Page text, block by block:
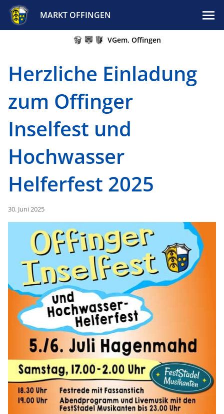
MARKT OFFINGEN
VGem. Offingen
Herzliche Einladung
zum Offinger
Inselfest und
Hochwasser
Helferfest 2025
30. Juni 2025